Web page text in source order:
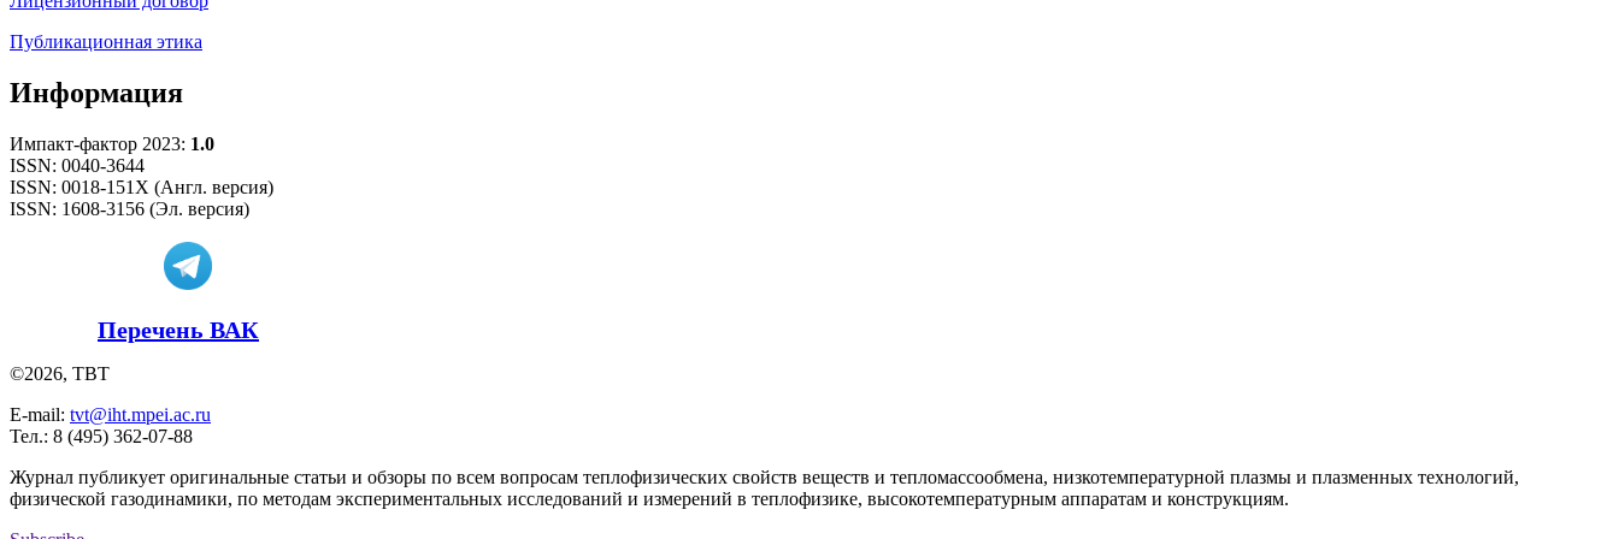
Публикационная этика
Информация
Импакт-фактор 2023: 1.0
ISSN: 0040-3644
ISSN: 0018-151X (Англ. версия)
ISSN: 1608-3156 (Эл. версия)
Перечень ВАК
©2026, ТВТ
E-mail: tvt@iht.mpei.ac.ru
Тел.: 8 (495) 362-07-88
Журнал публикует оригинальные статьи и обзоры по всем вопросам теплофизических свойств веществ и тепломассообмена, низкотемпературной плазмы и плазменных технологий,
физической газодинамики, по методам экспериментальных исследований и измерений в теплофизике, высокотемпературным аппаратам и конструкциям.